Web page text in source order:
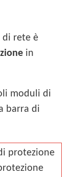
di rete è
in
moduli di
barra di
protezione